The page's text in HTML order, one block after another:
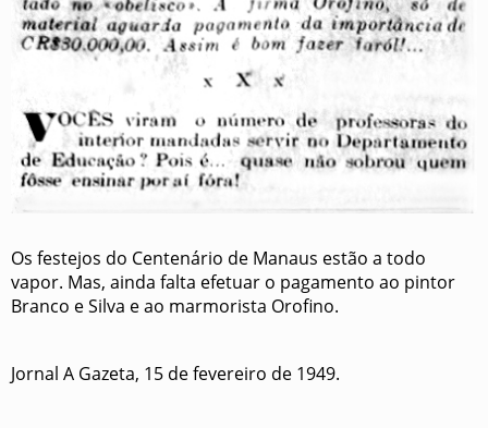
Os festejos do Centenário de Manaus estão a todo
vapor. Mas, ainda falta efetuar o pagamento ao pintor
Branco e Silva e ao marmorista Orofino.
Jornal A Gazeta, 15 de fevereiro de 1949.